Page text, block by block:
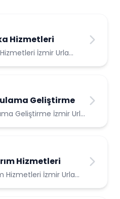
Hizmetleri
Geliştirme
Hizmetleri